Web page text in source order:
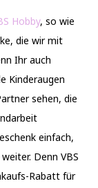
Hobby, so wie
die wir mit
Ihr auch
Kinderaugen
sehen, die
einfach,
Denn VBS
Rabatt für